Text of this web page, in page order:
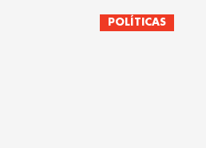
POLÍTICAS